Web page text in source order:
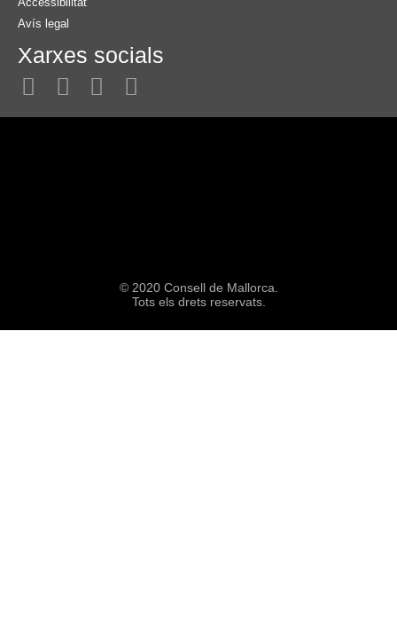
Avís legal
Xarxes socials
© 2020 Consell de Mallorca.
Tots els drets reservats.